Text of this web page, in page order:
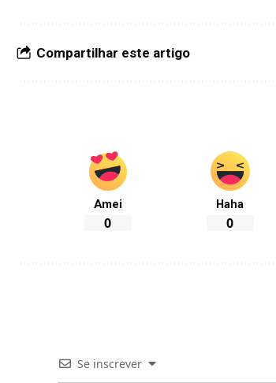
Compartilhar este artigo
Amei
0
Haha
0
Se inscrever